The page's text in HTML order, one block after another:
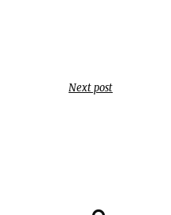
Next post